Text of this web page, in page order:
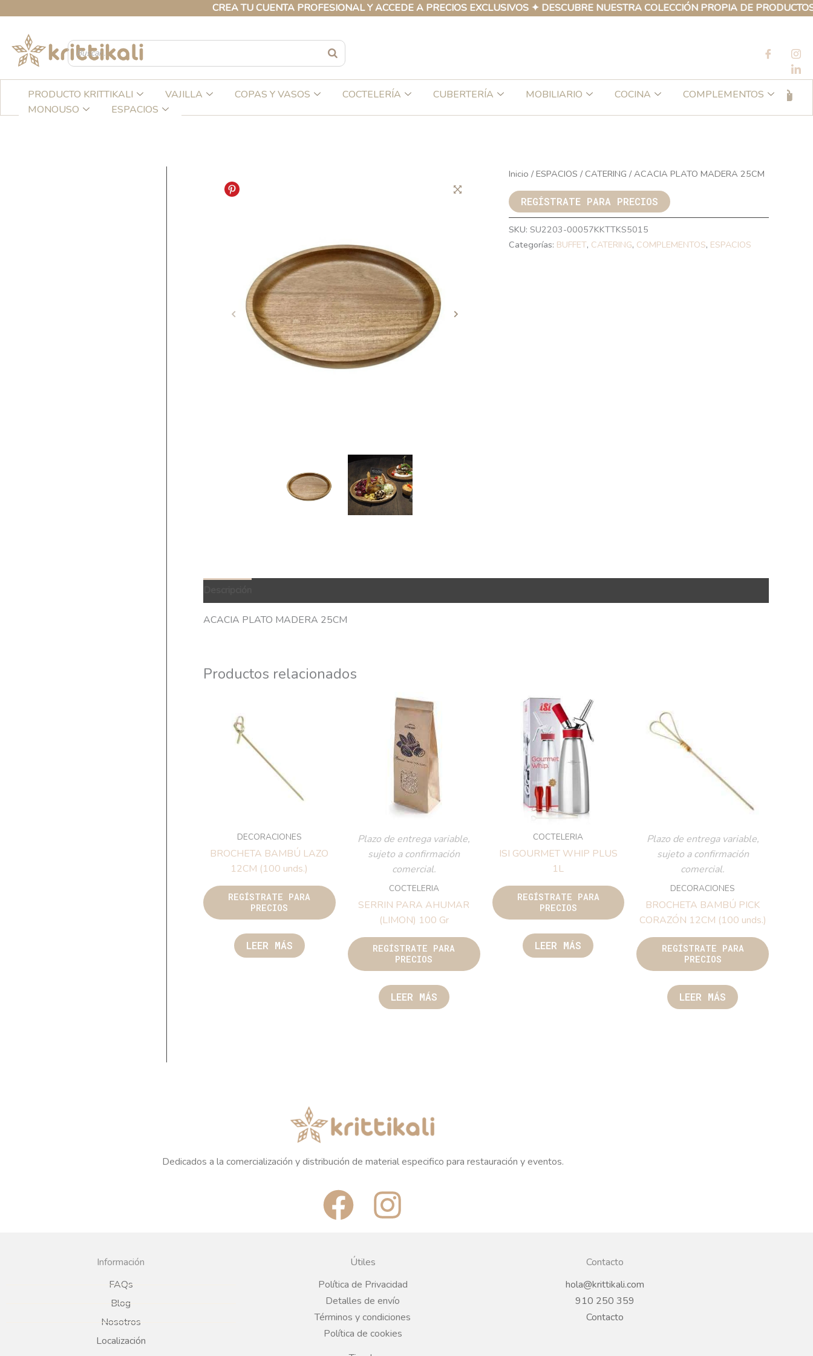
CREA TU CUENTA PROFESIONAL Y ACCEDE A PRECIOS EXCLUSIVOS ✦ DESCUBRE NUESTRA COLECCIÓN PROPIA DE PRODUCTOS
contenido
PRODUCTO KRITTIKALI VAJILLA COPAS Y VASOS COCTELERÍA CUBERTERÍA MOBILIARIO COCINA
COMPLEMENTOS
MONOUSO
ESPACIOS
Inicio / ESPACIOS / CATERING / ACACIA PLATO MADERA 25CM
REGÍSTRATE PARA PRECIOS
SKU: SU2203-00057KKTTKS5015
Categorías: BUFFET, CATERING, COMPLEMENTOS, ESPACIOS
ACACIA PLATO MADERA 25CM
Productos relacionados
DECORACIONES
BROCHETA BAMBÚ LAZO
12CM (100 unds.)
REGÍSTRATE PARA
PRECIOS
LEER MÁS
Plazo de entrega variable,
sujeto a confirmación
comercial.
COCTELERIA
SERRIN PARA AHUMAR
(LIMON) 100 Gr
REGÍSTRATE PARA
PRECIOS
LEER MÁS
COCTELERIA
ISI GOURMET WHIP PLUS
1L
REGÍSTRATE PARA
PRECIOS
LEER MÁS
Plazo de entrega variable,
sujeto a confirmación
comercial.
DECORACIONES
BROCHETA BAMBÚ PICK
CORAZÓN 12CM (100 unds.)
REGÍSTRATE PARA
PRECIOS
LEER MÁS
Dedicados a la comercialización y distribución de material especifico para restauración y eventos.
F
a
c
e
b
I
n
t
a
Información
FAQs
Blog
Nosotros
Localización
Útiles
Política de Privacidad
Detalles de envío
Términos y condiciones
Política de cookies
Contacto
hola@krittikali.com
910 250 359
Contacto